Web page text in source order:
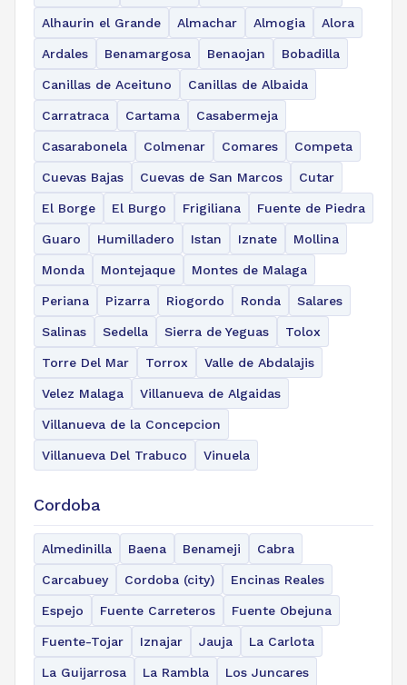
Alhaurin el Grande Almachar Almogia Alora
Ardales Benamargosa Benaojan Bobadilla
Canillas de Aceituno Canillas de Albaida
Carratraca Cartama Casabermeja
Casarabonela Colmenar Comares Competa
Cuevas Bajas Cuevas de San Marcos Cutar
El Borge El Burgo Frigiliana Fuente de Piedra
Guaro Humilladero Istan Iznate Mollina
Monda Montejaque Montes de Malaga
Periana Pizarra Riogordo Ronda Salares
Salinas Sedella Sierra de Yeguas Tolox
Torre Del Mar Torrox Valle de Abdalajis
Velez Malaga Villanueva de Algaidas
Villanueva de la Concepcion
Villanueva Del Trabuco Vinuela
Cordoba
Almedinilla Baena Benameji Cabra
Carcabuey Cordoba (city) Encinas Reales
Espejo Fuente Carreteros Fuente Obejuna
Fuente-Tojar Iznajar Jauja La Carlota
La Guijarrosa La Rambla Los Juncares